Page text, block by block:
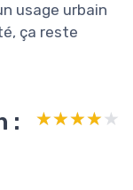
usage urbain
ça reste
:
★★★★★
★★★★★